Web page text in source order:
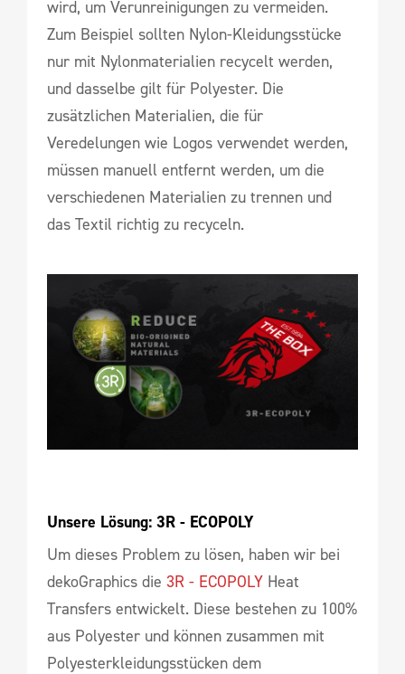
wird, um Verunreinigungen zu vermeiden.
Zum Beispiel sollten Nylon-Kleidungsstücke
nur mit Nylonmaterialien recycelt werden,
und dasselbe gilt für Polyester. Die
zusätzlichen Materialien, die für
Veredelungen wie Logos verwendet werden,
müssen manuell entfernt werden, um die
verschiedenen Materialien zu trennen und
das Textil richtig zu recyceln.
Unsere Lösung: 3R - ECOPOLY
Um dieses Problem zu lösen, haben wir bei
dekoGraphics die 3R - ECOPOLY Heat
Transfers entwickelt. Diese bestehen zu 100%
aus Polyester und können zusammen mit
Polyesterkleidungsstücken dem